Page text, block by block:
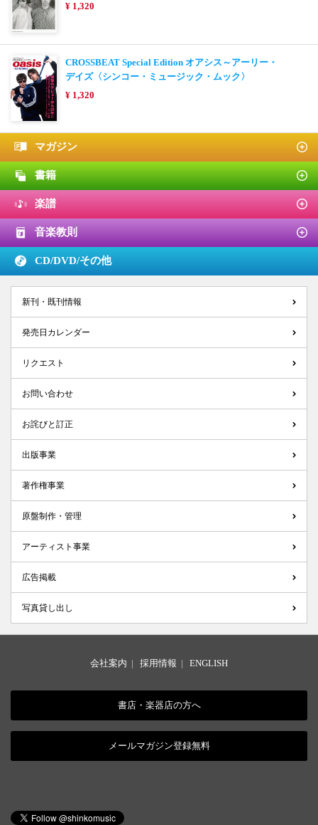
¥ 1,320
CROSSBEAT Special Edition オアシス～アーリー・
デイズ〈シンコー・ミュージック・ムック〉
¥ 1,320
マガジン
書籍
楽譜
音楽教則
CD/DVD/その他
新刊・既刊情報
発売日カレンダー
リクエスト
お問い合わせ
お詫びと訂正
出版事業
著作権事業
原盤制作・管理
アーティスト事業
広告掲載
写真貸し出し
会社案内 | 採用情報 | ENGLISH
書店・楽器店の方へ
メールマガジン登録無料